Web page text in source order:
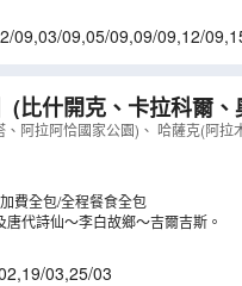
09,03/09,05/09,09/09,12/09,
(比什開克、卡拉科爾
）
阿拉阿恰國家公園)、 哈薩克(阿拉
費全包/全程餐食全包
代詩仙～李白故鄉～吉爾吉斯。
,19/03,25/03